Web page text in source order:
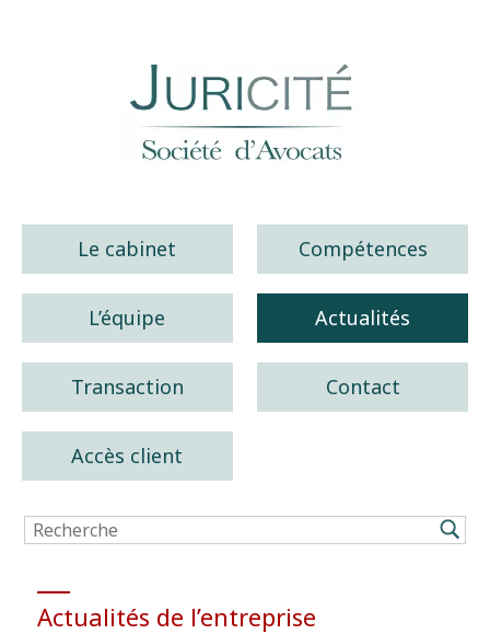
Juricité société d'avocats
Le cabinet Compétences
L’équipe Actualités
Transaction Contact
Accès client
Actualités de l’entreprise